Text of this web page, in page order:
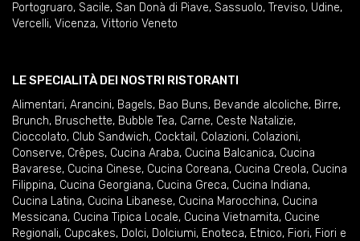
Portogruaro, Sacile, San Donà di Piave, Sassuolo, Treviso, Udine,
Vercelli, Vicenza, Vittorio Veneto
LE SPECIALITÀ DEI NOSTRI RISTORANTI
Alimentari, Arancini, Bagels, Bao Buns, Bevande alcoliche, Birre,
Brunch, Bruschette, Bubble Tea, Carne, Ceste Natalizie,
Cioccolato, Club Sandwich, Cocktail , Colazioni, Colazioni,
Conserve, Crêpes, Cucina Araba, Cucina Balcanica, Cucina
Bavarese, Cucina Cinese, Cucina Coreana, Cucina Creola, Cucina
Filippina, Cucina Georgiana, Cucina Greca, Cucina Indiana,
Cucina Latina, Cucina Libanese, Cucina Marocchina, Cucina
Messicana, Cucina Tipica Locale, Cucina Vietnamita, Cucine
Regionali, Cupcakes, Dolci, Dolciumi, Enoteca, Etnico, Fiori, Fiori e